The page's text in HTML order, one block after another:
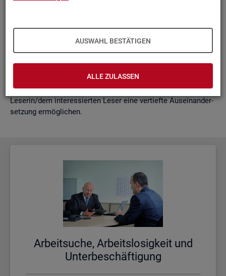
AUSWAHL BESTÄTIGEN
ALLE ZULASSEN
sam­men­ge­fasst. Damit ent­steht ein klei­nes Nach­schla­ge­
werk zu zen­tra­len Be­grif­fen und Fra­ge­stel­lun­gen der Ar­beits­
markt- und Grund­si­che­rungs­sta­tis­tik. Dabei wer­den diese Be­
grif­fe in kur­zer Form er­klärt und immer auch mit wei­ter­füh­
ren­den In­for­ma­ti­ons­quel­len ver­bun­den, die der in­ter­es­sier­ten
Le­se­rin/dem in­ter­es­sier­ten Leser eine ver­tief­te Aus­ein­an­der­
set­zung er­mög­li­chen.
Ar­beit­su­che, Ar­beits­lo­sig­keit und
Un­ter­be­schäf­ti­gung